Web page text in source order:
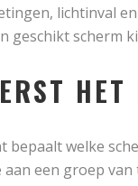
lichtinval
geschikt scherm
bepaalt welke
een groep